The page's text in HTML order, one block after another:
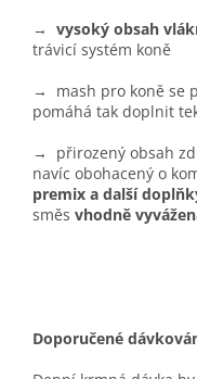
→ vysoký obsah
trávicí systém koně
→ mash pro koně se
pomáhá tak doplnit
→ přirozený obsah
navíc obohacený o
premix a další
směs vhodně
Doporučené